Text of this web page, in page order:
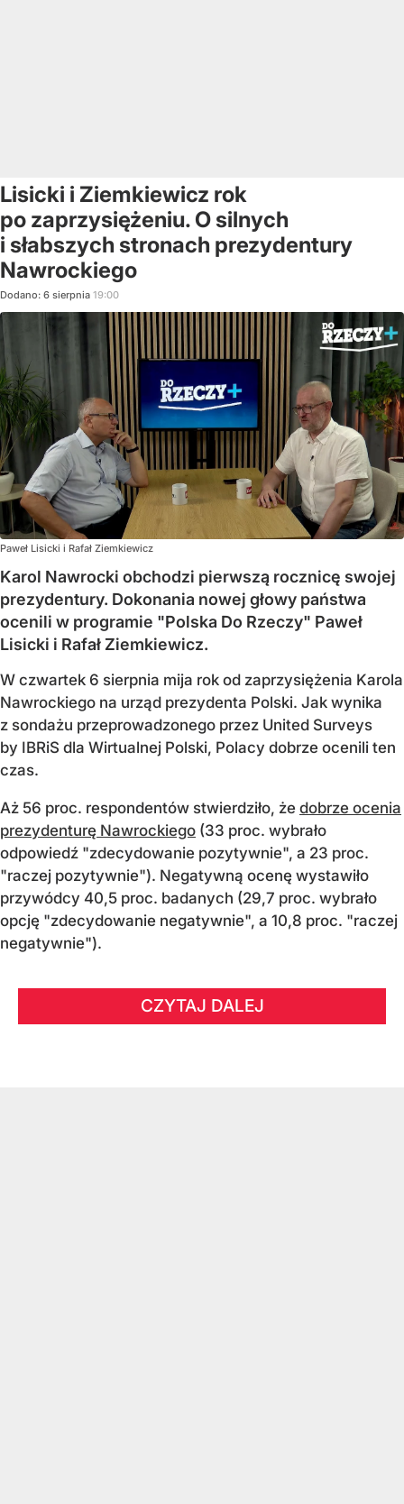
Lisicki i Ziemkiewicz rok
po zaprzysiężeniu. O silnych
i słabszych stronach prezydentury
Nawrockiego
Dodano: 6 sierpnia 19:00
Paweł Lisicki i Rafał Ziemkiewicz
Karol Nawrocki obchodzi pierwszą rocznicę swojej
prezydentury. Dokonania nowej głowy państwa
ocenili w programie "Polska Do Rzeczy" Paweł
Lisicki i Rafał Ziemkiewicz.
W czwartek 6 sierpnia mija rok od zaprzysiężenia Karola
Nawrockiego na urząd prezydenta Polski. Jak wynika
z sondażu przeprowadzonego przez United Surveys
by IBRiS dla Wirtualnej Polski, Polacy dobrze ocenili ten
czas.
Aż 56 proc. respondentów stwierdziło, że dobrze ocenia
prezydenturę Nawrockiego (33 proc. wybrało
odpowiedź "zdecydowanie pozytywnie", a 23 proc.
"raczej pozytywnie"). Negatywną ocenę wystawiło
przywódcy 40,5 proc. badanych (29,7 proc. wybrało
opcję "zdecydowanie negatywnie", a 10,8 proc. "raczej
negatywnie").
CZYTAJ DALEJ